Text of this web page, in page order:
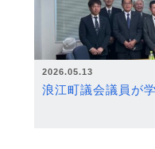
2026.05.13
浪江町議会議員が